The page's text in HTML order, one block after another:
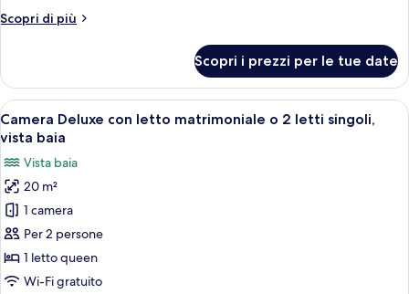
Scopri di più
Altri
Classic
Scopri i prezzi per le tue date
Apri
tutte
foto
per
Camera
Deluxe
con
letto
Una camera d'albergo con un letto
5
Camera Deluxe con letto matrimoniale o 2 letti singoli,
vista baia
Vista baia
20 m²
1 camera
Per 2 persone
1 letto queen
Wi-Fi gratuito